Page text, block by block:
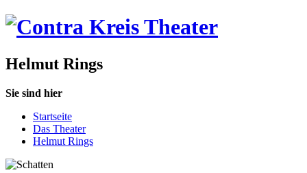
Helmut Rings
Sie sind hier
Startseite
Das Theater
Helmut Rings